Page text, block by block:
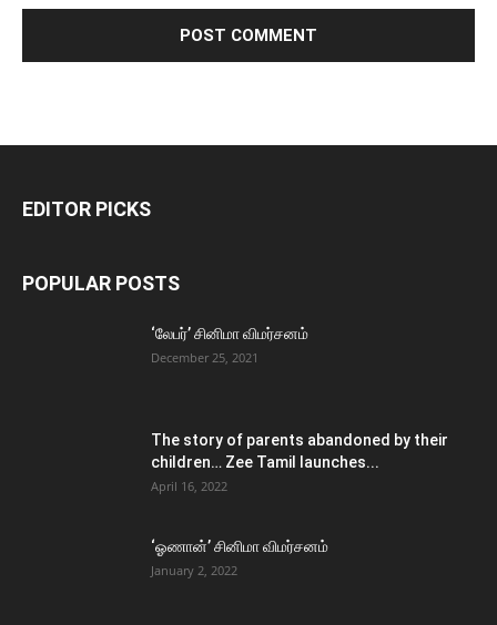
EDITOR PICKS
POPULAR POSTS
‘லேபர்’ சினிமா விமர்சனம்
December 25, 2021
The story of parents abandoned by their
children… Zee Tamil launches...
April 16, 2022
‘ஓணான்’ சினிமா விமர்சனம்
January 2, 2022